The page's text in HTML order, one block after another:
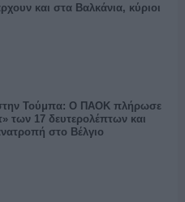
και στα Βαλκάνια, κύριοι
Τούμπα: Ο ΠΑΟΚ πλήρωσε
των 17 δευτερολέπτων και
στο Βέλγιο